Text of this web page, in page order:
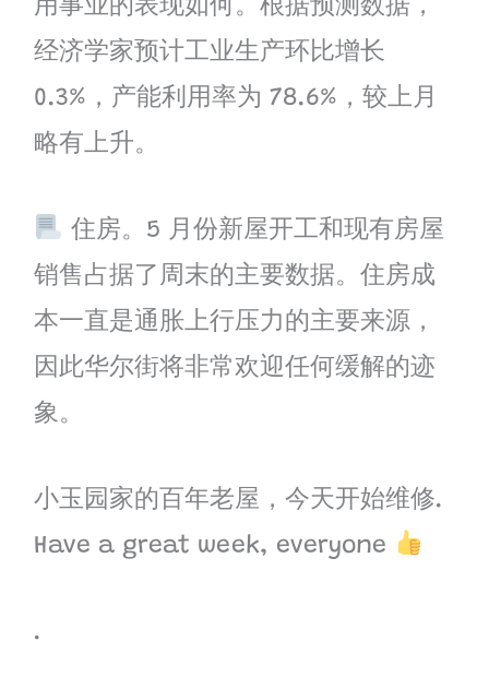
用事业的表现如何。根据预测数据，
经济学家预计工业生产环比增长
0.3%，产能利用率为 78.6%，较上月
略有上升。
住房。5 月份新屋开工和现有房屋
销售占据了周末的主要数据。住房成
本一直是通胀上行压力的主要来源，
因此华尔街将非常欢迎任何缓解的迹
象。
小玉园家的百年老屋，今天开始维修.
Have a great week, everyone
.